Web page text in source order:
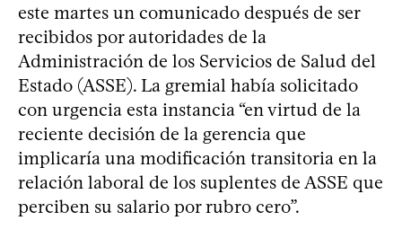
este martes un comunicado después de ser
recibidos por autoridades de la
Administración de los Servicios de Salud del
Estado (ASSE). La gremial había solicitado
con urgencia esta instancia “en virtud de la
reciente decisión de la gerencia que
implicaría una modificación transitoria en la
relación laboral de los suplentes de ASSE que
perciben su salario por rubro cero”.